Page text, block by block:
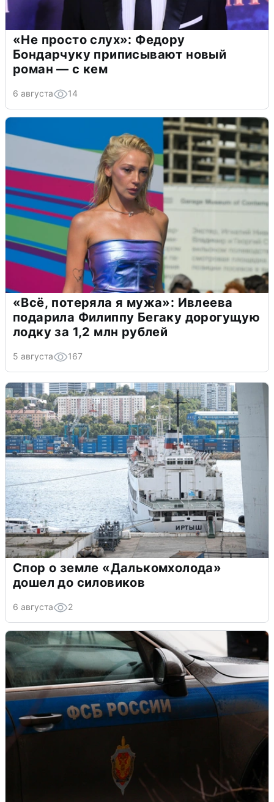
«Не просто слух»: Федору
Бондарчуку приписывают новый
роман — с кем
6 августа 14
«Всё, потеряла я мужа»: Ивлеева
подарила Филиппу Бегаку дорогущую
лодку за 1,2 млн рублей
5 августа 167
Спор о земле «Далькомхолода»
дошел до силовиков
6 августа 2